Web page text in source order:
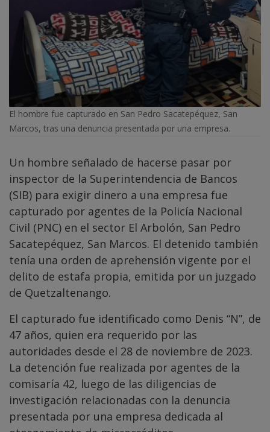
El hombre fue capturado en San Pedro Sacatepéquez, San
Marcos, tras una denuncia presentada por una empresa.
Un hombre señalado de hacerse pasar por
inspector de la Superintendencia de Bancos
(SIB) para exigir dinero a una empresa fue
capturado por agentes de la Policía Nacional
Civil (PNC) en el sector El Arbolón, San Pedro
Sacatepéquez, San Marcos. El detenido también
tenía una orden de aprehensión vigente por el
delito de estafa propia, emitida por un juzgado
de Quetzaltenango.
El capturado fue identificado como Denis “N”, de
47 años, quien era requerido por las
autoridades desde el 28 de noviembre de 2023.
La detención fue realizada por agentes de la
comisaría 42, luego de las diligencias de
investigación relacionadas con la denuncia
presentada por una empresa dedicada al